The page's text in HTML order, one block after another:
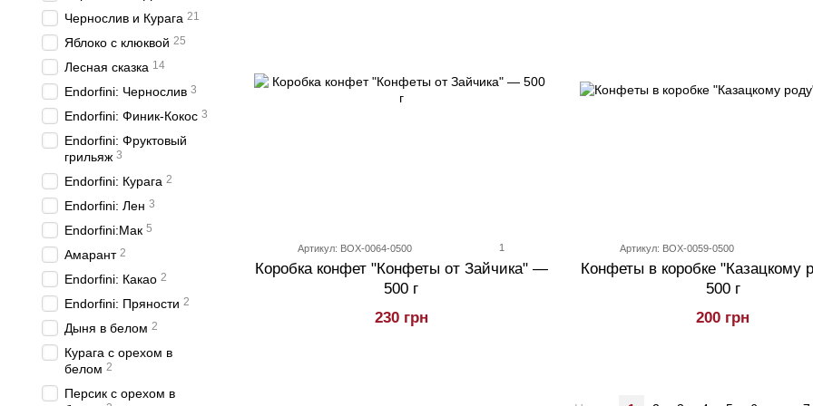
Артикул: BOX-0064-0500 1
Коробка конфет "Конфеты от Зайчика" —
500 г
230 грн
Артикул: BOX-0059-0500
Конфеты в коробке "Казацкому
500 г
200 грн
Чернослив и Курага 21
Яблоко с клюквой 25
Лесная сказка 14
Endorfini: Чернослив 3
Endorfini: Финик-Кокос 3
Endorfini: Фруктовый
грильяж 3
Endorfini: Курага 2
Endorfini: Лен 3
Endorfini:Мак 5
Амарант 2
Endorfini: Какао 2
Endorfini: Пряности 2
Дыня в белом 2
Курага с орехом в
белом 2
Персик с орехом в